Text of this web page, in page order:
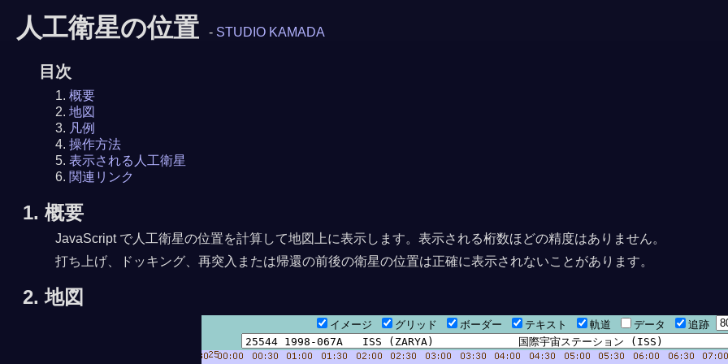
人工衛星の位置 - STUDIO KAMADA
目次
概要
地図
凡例
操作方法
表示される人工衛星
関連リンク
1. 概要
JavaScript で人工衛星の位置を計算して地図上に表示します。表示される桁数ほどの精度はありません。
打ち上げ、ドッキング、再突入または帰還の前後の衛星の位置は正確に表示されないことがあります。
2. 地図
イメージ グリッド ボーダー テキスト 軌道 データ 追跡